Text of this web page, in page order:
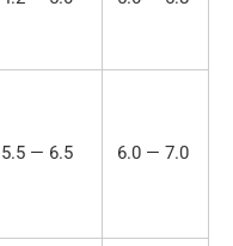
5.5 — 6.5 6.0 — 7.0